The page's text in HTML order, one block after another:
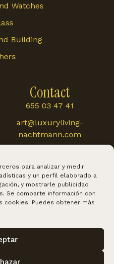
para analizar y medir
y un perfil elaborado a
y mostrarle publicidad
Se comparte información con
Puedes obtener más
Contact
655 03 47 41
art@luxuryliving-
nachtmann.com
Cártama 48, 29120,
Alhaurín El Grande
Watches
Building